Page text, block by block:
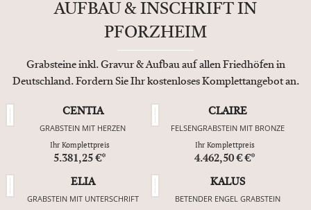
AUFBAU & INSCHRIFT IN
PFORZHEIM
Grabsteine inkl. Gravur & Aufbau auf allen Friedhöfen in
Deutschland. Fordern Sie Ihr kostenloses Komplettangebot an.
CENTIA
GRABSTEIN MIT HERZEN
Ihr Komplettpreis
5.381,25 €*
CLAIRE
FELSENGRABSTEIN MIT BRONZE
Ihr Komplettpreis
4.462,50 € €*
ELIA
GRABSTEIN MIT UNTERSCHRIFT
KALUS
BETENDER ENGEL GRABSTEIN